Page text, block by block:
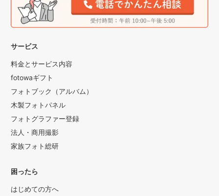
サービス
料金とサービス内容
fotowaギフト
フォトブック（アルバム）
木製フォトパネル
フォトグラファー登録
法人・商用撮影
家族フォト総研
困ったら
はじめての方へ